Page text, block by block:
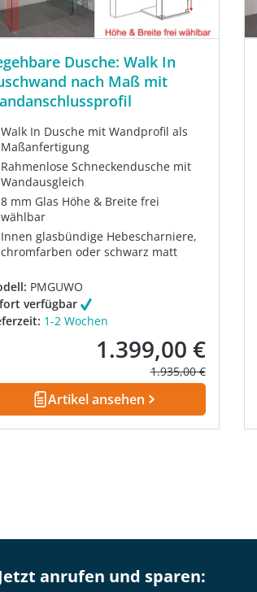
Dusche: Walk In
nach Maß mit
Walk In Dusche mit Wandprofil als
Maßanfertigung
Rahmenlose Schneckendusche mit
Wandausgleich
8 mm Glas Höhe & Breite frei
wählbar
Innen glasbündige Hebescharniere,
chromfarben oder schwarz matt
PMGUWO
verfügbar
1-2 Wochen
Verkaufspreis:
1.399,00 €
Regulärer Preis:
1.935,00 €
Artikel ansehen
anrufen und sparen: